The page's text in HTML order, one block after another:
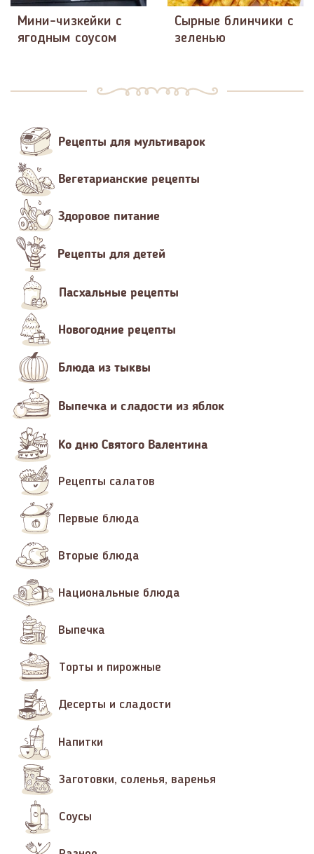
Мини-чизкейки с
ягодным соусом
Сырные блинчики с
зеленью
Рецепты для мультиварок
Вегетарианские рецепты
Здоровое питание
Рецепты для детей
Пасхальные рецепты
Новогодние рецепты
Блюда из тыквы
Выпечка и сладости из яблок
Ко дню Святого Валентина
Рецепты салатов
Первые блюда
Вторые блюда
Национальные блюда
Выпечка
Торты и пирожные
Десерты и сладости
Напитки
Заготовки, соленья, варенья
Соусы